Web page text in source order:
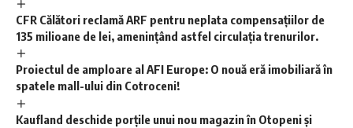
CFR Călători reclamă ARF pentru neplata compensațiilor de
135 milioane de lei, amenințând astfel circulația trenurilor.
Proiectul de amploare al AFI Europe: O nouă eră imobiliară în
spatele mall-ului din Cotroceni!
Kaufland deschide porțile unui nou magazin în Otopeni și